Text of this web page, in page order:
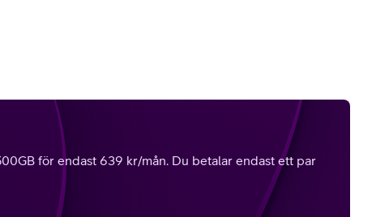
för endast 639 kr/mån. Du betalar endast ett par